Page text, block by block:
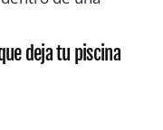
deja tu piscina